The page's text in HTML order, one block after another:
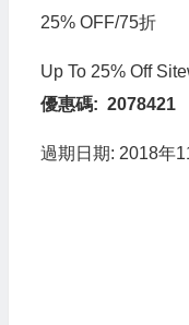
25% OFF/75折
Up To 25% Off
優惠碼: 2078421
過期日期: 2018年